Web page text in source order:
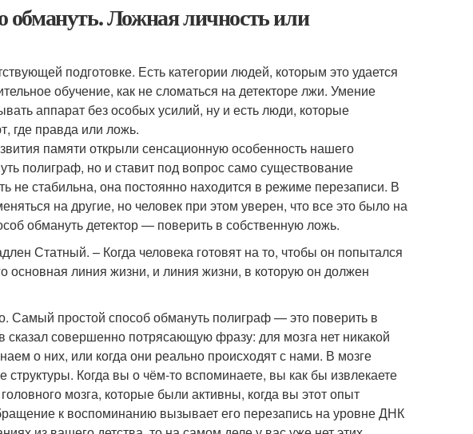
Ложная личность или
подготовке. Есть категории людей, которым это удается
обучение, как не сломаться на детекторе лжи. Умение
аппарат без особых усилий, ну и есть люди, которые
где правда или ложь.
памяти открыли сенсационную особенность нашего
полиграф, но и ставит под вопрос само существование
не стабильна, она постоянно находится в режиме перезаписи. В
на другие, но человек при этом уверен, что все это было на
обмануть детектор — поверить в собственную ложь.
Статный. – Когда человека готовят на то, чтобы он попытался
основная линия жизни, и линия жизни, в которую он должен
Самый простой способ обмануть полиграф — это поверить в
совершенно потрясающую фразу: для мозга нет никакой
о них, или когда они реально происходят с нами. В мозге
Когда вы о чём-то вспоминаете, вы как бы извлекаете
мозга, которые были активны, когда вы этот опыт
к воспоминанию вызывает его перезапись на уровне ДНК